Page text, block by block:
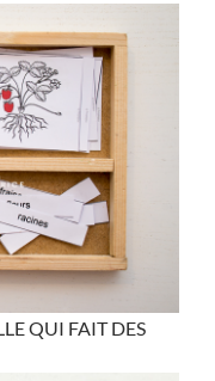
QUI FAIT DES